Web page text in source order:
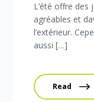
L’été offre des
agréables et
l’extérieur.
aussi […]
Read